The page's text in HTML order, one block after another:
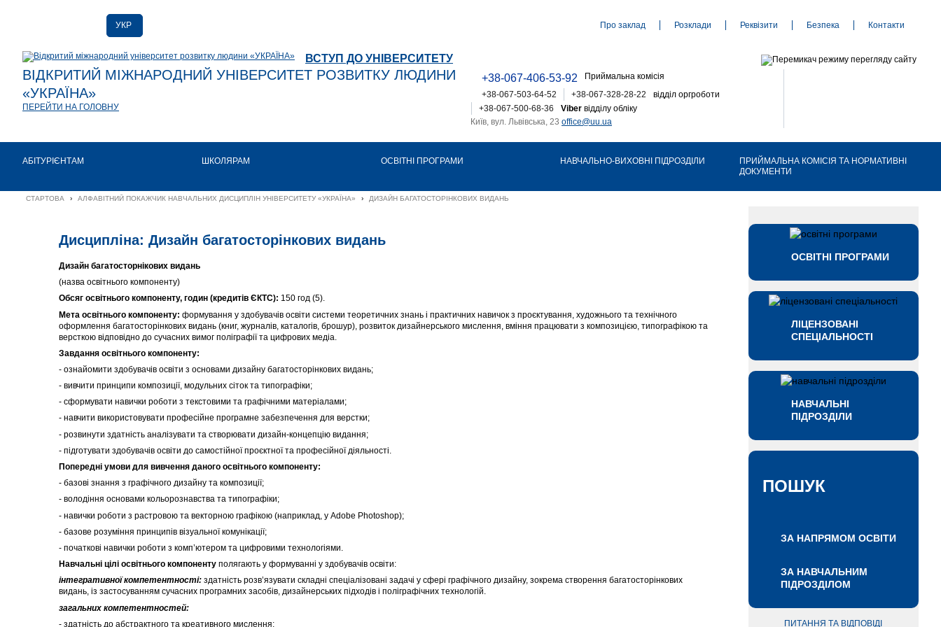
УКР
ENG
Про заклад Розклади Реквізити Безпека Контакти
ВСТУП ДО УНІВЕРСИТЕТУ
ВІДКРИТИЙ МІЖНАРОДНИЙ УНІВЕРСИТЕТ РОЗВИТКУ ЛЮДИНИ
«УКРАЇНА»
ПЕРЕЙТИ НА ГОЛОВНУ
+38-067-406-53-92
Приймальна комісія
відділ оргроботи
+38-067-503-64-52
+38-067-328-28-22
Viber відділу обліку
+38-067-500-68-36
Київ, вул. Львівська, 23 office@uu.ua
АБІТУРІЄНТАМ ШКОЛЯРАМ ОСВІТНІ ПРОГРАМИ НАВЧАЛЬНО-ВИХОВНІ ПІДРОЗДІЛИ
ПРИЙМАЛЬНА КОМІСІЯ ТА НОРМАТИВНІ
ДОКУМЕНТИ
СТАРТОВА › АЛФАВІТНИЙ ПОКАЖЧИК НАВЧАЛЬНИХ ДИСЦИПЛІН УНІВЕРСИТЕТУ «УКРАЇНА» › ДИЗАЙН БАГАТОСТОРІНКОВИХ ВИДАНЬ
ОСВІТНІ ПРОГРАМИ
ЛІЦЕНЗОВАНІ
СПЕЦІАЛЬНОСТІ
НАВЧАЛЬНІ
ПІДРОЗДІЛИ
ПОШУК
ЗА НАПРЯМОМ ОСВІТИ
ЗА НАВЧАЛЬНИМ
ПІДРОЗДІЛОМ
ПИТАННЯ ТА ВІДПОВІДІ
Дисципліна: Дизайн багатосторінкових видань
Дизайн багатосторнікових видань
(назва освітнього компоненту)
Обсяг освітнього компоненту, годин (кредитів ЄКТС): 150 год (5).
Мета освітнього компоненту: формування у здобувачів освіти системи теоретичних знань і практичних навичок з проєктування, художнього та технічного
оформлення багатосторінкових видань (книг, журналів, каталогів, брошур), розвиток дизайнерського мислення, вміння працювати з композицією, типографікою та
версткою відповідно до сучасних вимог поліграфії та цифрових медіа.
Завдання освітнього компоненту:
- ознайомити здобувачів освіти з основами дизайну багатосторінкових видань;
- вивчити принципи композиції, модульних сіток та типографіки;
- сформувати навички роботи з текстовими та графічними матеріалами;
- навчити використовувати професійне програмне забезпечення для верстки;
- розвинути здатність аналізувати та створювати дизайн-концепцію видання;
- підготувати здобувачів освіти до самостійної проєктної та професійної діяльності.
Попередні умови для вивчення даного освітнього компоненту:
- базові знання з графічного дизайну та композиції;
- володіння основами кольорознавства та типографіки;
- навички роботи з растровою та векторною графікою (наприклад, у Adobe Photoshop);
- базове розуміння принципів візуальної комунікації;
- початкові навички роботи з комп’ютером та цифровими технологіями.
Навчальні цілі освітнього компоненту полягають у формуванні у здобувачів освіти:
інтегративної компетентності:здатність розв’язувати складні спеціалізовані задачі у сфері графічного дизайну, зокрема створення багатосторінкових
видань, із застосуванням сучасних програмних засобів, дизайнерських підходів і поліграфічних технологій.
загальних компетентностей:
- здатність до абстрактного та креативного мислення;